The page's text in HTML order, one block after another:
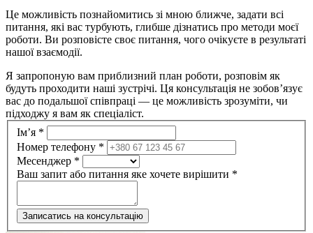
Це можливість познайомитись зі мною ближче, задати всі
питання, які вас турбують, глибше дізнатись про методи моєї
роботи. Ви розповісте своє питання, чого очікуєте в результаті
нашої взаємодії.
Я запропоную вам приблизний план роботи, розповім як
будуть проходити наші зустрічі. Ця консультація не зобов’язує
вас до подальшої співпраці — це можливість зрозуміти, чи
підходжу я вам як спеціаліст.
Запис
на
консультацію
(блог)
Імʼя *
Номер телефону *
Месенджер *
Ваш запит або питання яке хочете вирішити *
Записатись на консультацію